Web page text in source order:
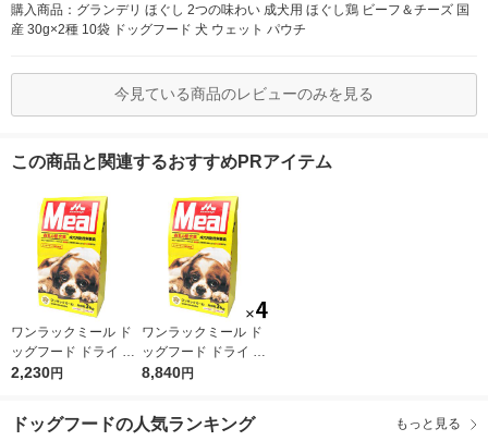
購入商品：グランデリ ほぐし 2つの味わい 成犬用 ほぐし鶏 ビーフ＆チーズ 国
産 30g×2種 10袋 ドッグフード 犬 ウェット パウチ
今見ている商品のレビューのみを見る
この商品と関連するおすすめPRアイテム
ワンラックミール ド
ッグフード ドライ 成
犬用 総合栄養食 国産
EC限定
2,230円
ワンラックミール ド
ッグフード ドライ 成
犬用 総合栄養食 国産
EC限定
8,840円
ドッグフードの人気ランキング もっと見る